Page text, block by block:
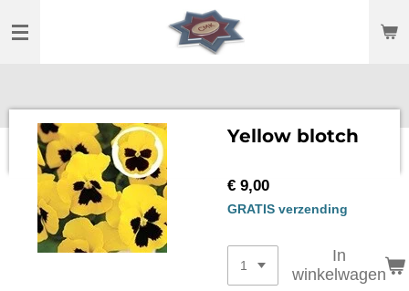
direct
Yellow blotch
€ 9,00
GRATIS verzending
In
winkelwagen